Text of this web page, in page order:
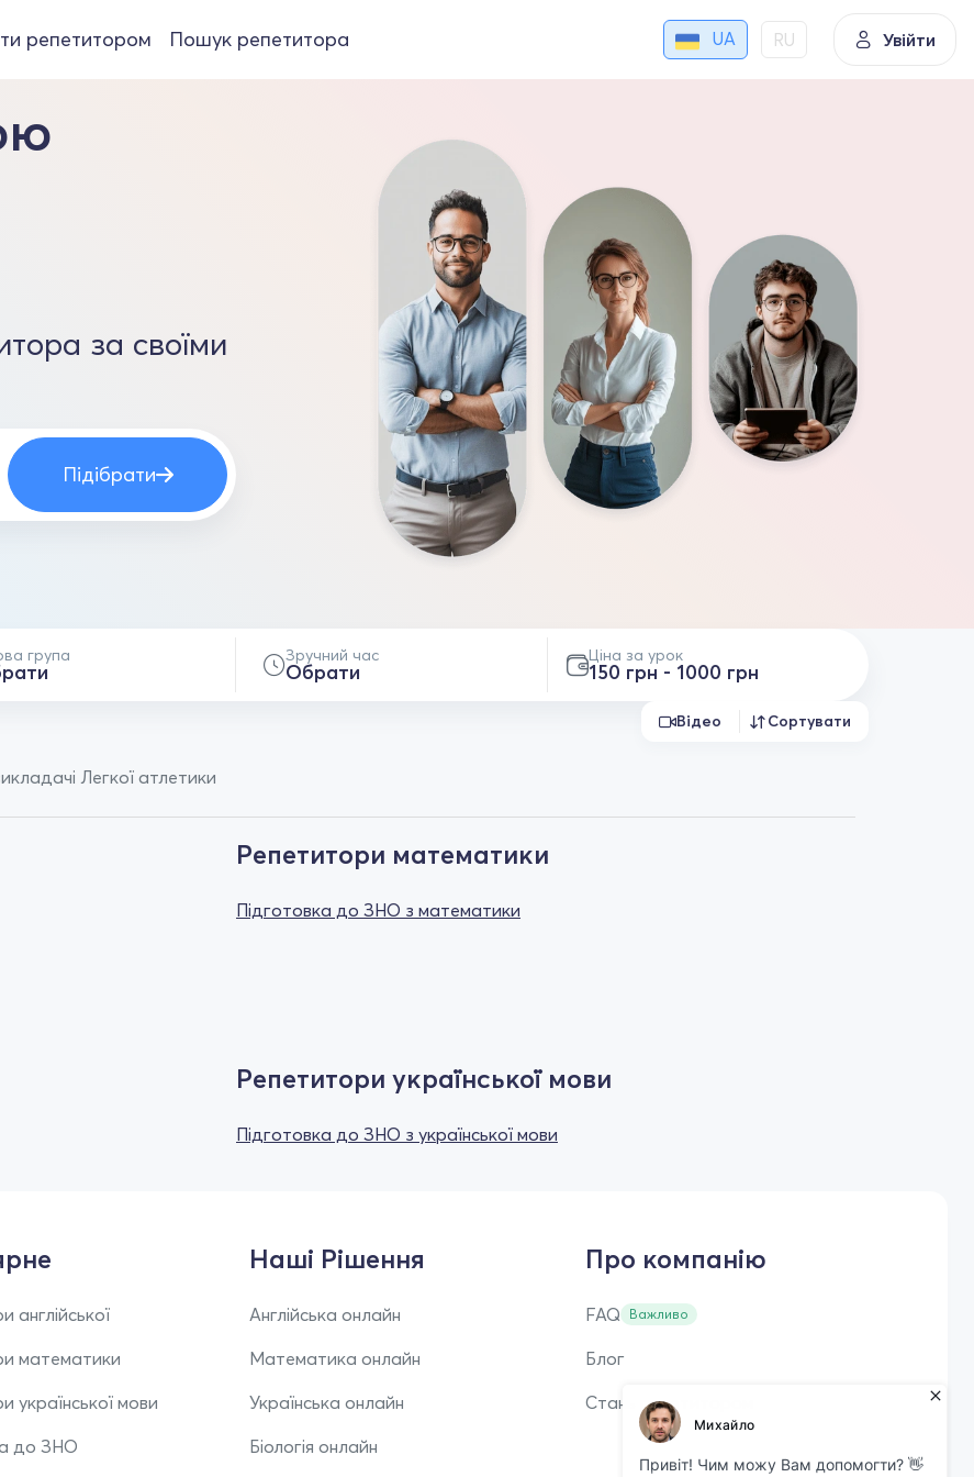
репетитором Пошук репетитора UA RU Увійти
за своїми
Підібрати
група Зручний час
Обрати
Ціна за урок
150 грн - 1000 грн
Відео Сортувати
Легкої атлетики
Репетитори математики
Підготовка до ЗНО з математики
Репетитори української мови
Підготовка до ЗНО з української мови
англійської
математики
української мови
до ЗНО
Наші Рішення
Англійська онлайн
Математика онлайн
Українська онлайн
Біологія онлайн
Про компанію
FAQ Важливо
Блог
Стань репетитором